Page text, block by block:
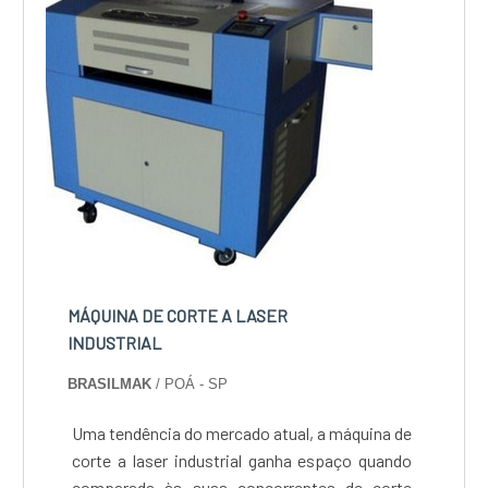
MÁQUINA DE CORTE A LASER
INDUSTRIAL
BRASILMAK/ POÁ - SP
Uma tendência do mercado atual, a máquina de
corte a laser industrial ganha espaço quando